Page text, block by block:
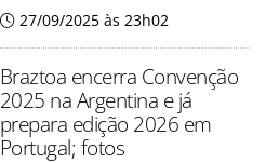
27/09/2025 às 23h02
Braztoa encerra Convenção
2025 na Argentina e já
prepara edição 2026 em
Portugal; fotos